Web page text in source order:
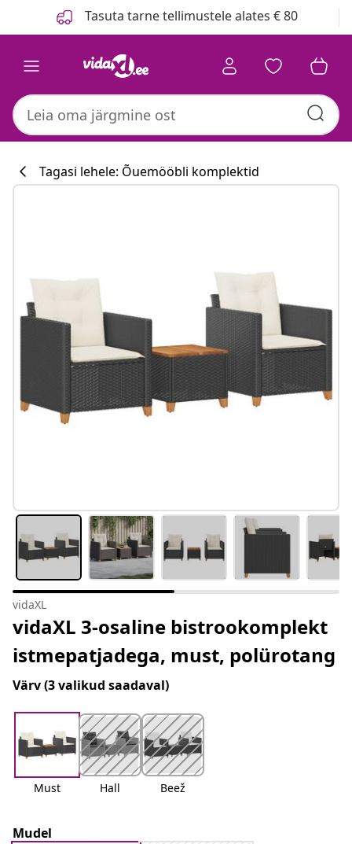
Tasuta tarne tellimustele alates € 80
#sharemevidaxl
Tagasi lehele: Õuemööbli komplektid
vidaXL
vidaXL 3-osaline bistrookomplekt
istmepatjadega, must, polürotang
Värv(3 valikud saadaval)
Must Hall Beež
Mudel